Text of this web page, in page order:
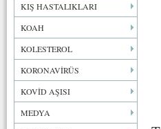
KIŞ HASTALIKLARI
KOAH
KOLESTEROL
KORONAVİRÜS
KOVİD AŞISI
MEDYA